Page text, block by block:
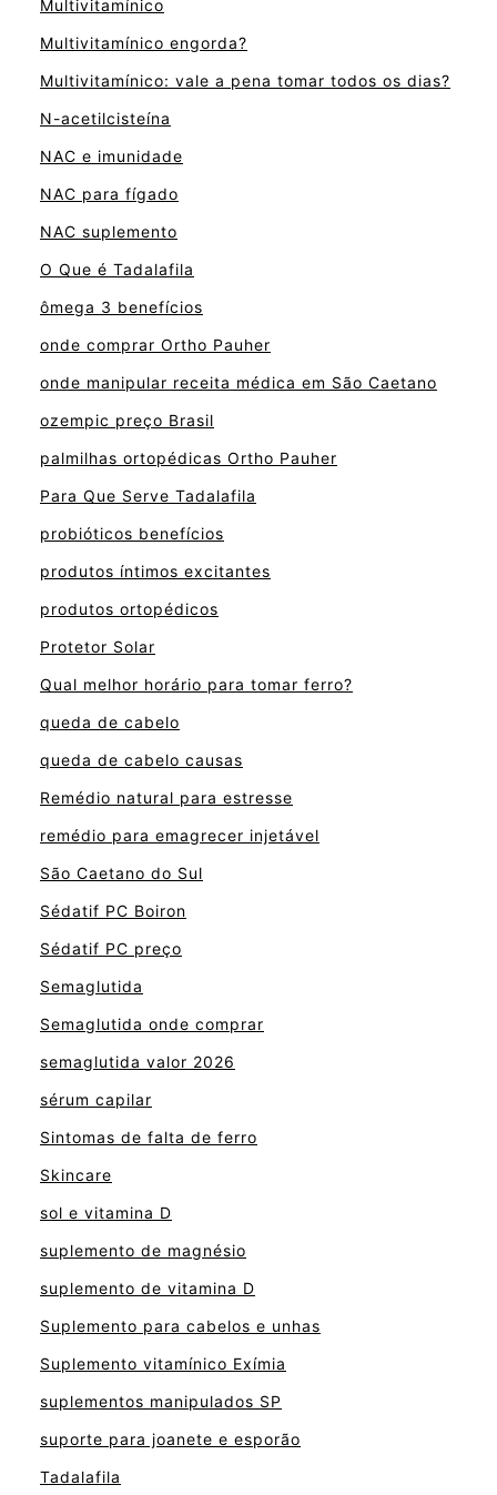
Multivitamínico
Multivitamínico engorda?
Multivitamínico: vale a pena tomar todos os dias?
N-acetilcisteína
NAC e imunidade
NAC para fígado
NAC suplemento
O Que é Tadalafila
ômega 3 benefícios
onde comprar Ortho Pauher
onde manipular receita médica em São Caetano
ozempic preço Brasil
palmilhas ortopédicas Ortho Pauher
Para Que Serve Tadalafila
probióticos benefícios
produtos íntimos excitantes
produtos ortopédicos
Protetor Solar
Qual melhor horário para tomar ferro?
queda de cabelo
queda de cabelo causas
Remédio natural para estresse
remédio para emagrecer injetável
São Caetano do Sul
Sédatif PC Boiron
Sédatif PC preço
Semaglutida
Semaglutida onde comprar
semaglutida valor 2026
sérum capilar
Sintomas de falta de ferro
Skincare
sol e vitamina D
suplemento de magnésio
suplemento de vitamina D
Suplemento para cabelos e unhas
Suplemento vitamínico Exímia
suplementos manipulados SP
suporte para joanete e esporão
Tadalafila